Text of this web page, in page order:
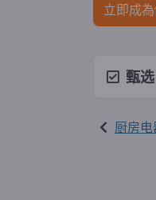
立即成
甄选
厨房电